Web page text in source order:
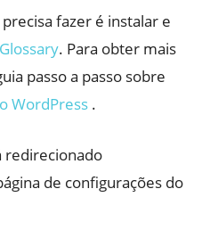
fazer é instalar e
. Para obter mais
passo a passo sobre
WordPress .
redirecionado
de configurações do